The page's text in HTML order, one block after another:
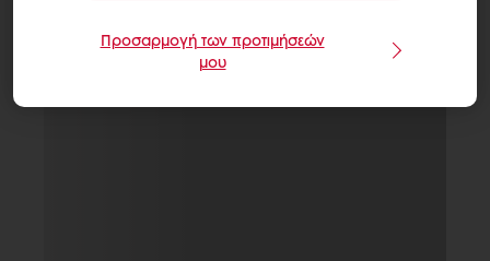
Προσαρμογή των προτιμήσεών
μου